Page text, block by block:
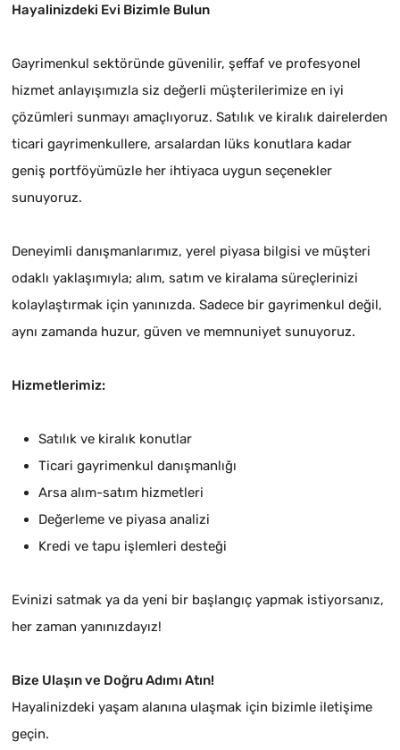
Hayalinizdeki Evi Bizimle Bulun
Gayrimenkul sektöründe güvenilir, şeffaf ve profesyonel
hizmet anlayışımızla siz değerli müşterilerimize en iyi
çözümleri sunmayı amaçlıyoruz. Satılık ve kiralık dairelerden
ticari gayrimenkullere, arsalardan lüks konutlara kadar
geniş portföyümüzle her ihtiyaca uygun seçenekler
sunuyoruz.
Deneyimli danışmanlarımız, yerel piyasa bilgisi ve müşteri
odaklı yaklaşımıyla; alım, satım ve kiralama süreçlerinizi
kolaylaştırmak için yanınızda. Sadece bir gayrimenkul değil,
aynı zamanda huzur, güven ve memnuniyet sunuyoruz.
Hizmetlerimiz:
Satılık ve kiralık konutlar
Ticari gayrimenkul danışmanlığı
Arsa alım-satım hizmetleri
Değerleme ve piyasa analizi
Kredi ve tapu işlemleri desteği
Evinizi satmak ya da yeni bir başlangıç yapmak istiyorsanız,
her zaman yanınızdayız!
Bize Ulaşın ve Doğru Adımı Atın!
Hayalinizdeki yaşam alanına ulaşmak için bizimle iletişime
geçin.